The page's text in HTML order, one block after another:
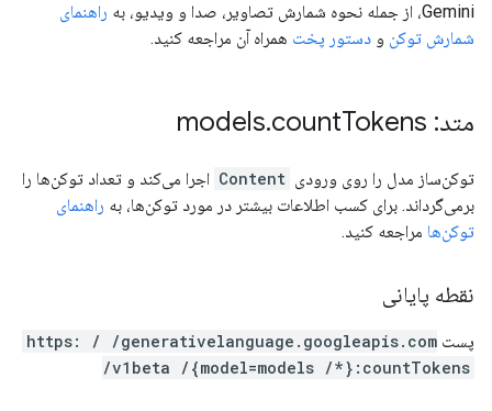
Gemini، از جمله نحوه شمارش تصاویر، صدا و ویدیو، به
راهنمای
شمارش توکن و دستور پخت همراه آن مراجعه کنید.
متد: models .countTokens
توکن‌ساز مدل را روی ورودی Content اجرا می‌کند و تعداد توکن‌ها را
برمی‌گرداند. برای کسب اطلاعات بیشتر در مورد توکن‌ها، به راهنمای
توکن‌ها مراجعه کنید.
نقطه پایانی
پست https: / /generativelanguage.googleapis.com
/v1beta /{model=models /*}:countTokens